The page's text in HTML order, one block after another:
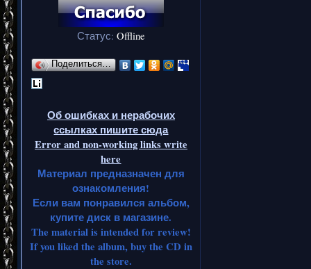
Статус: Offline
Поделиться…
Об ошибках и нерабочих
ссылках пишите сюда
Error and non-working links write
here
Материал предназначен для
ознакомления!
Если вам понравился альбом,
купите диск в магазине.
The material is intended for review!
If you liked the album, buy the CD in
the store.